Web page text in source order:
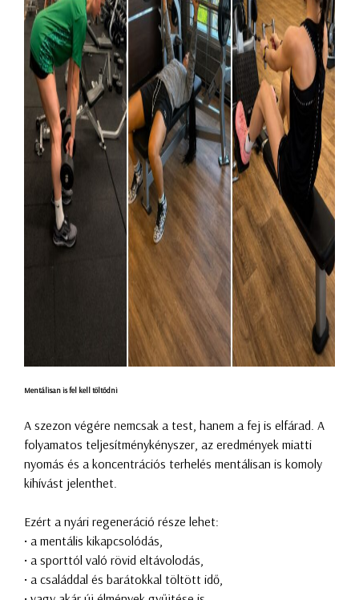
Mentálisan is fel kell töltődni
A szezon végére nemcsak a test, hanem a fej is elfárad. A
folyamatos teljesítménykényszer, az eredmények miatti
nyomás és a koncentrációs terhelés mentálisan is komoly
kihívást jelenthet.
Ezért a nyári regeneráció része lehet:
• a mentális kikapcsolódás,
• a sporttól való rövid eltávolodás,
• a családdal és barátokkal töltött idő,